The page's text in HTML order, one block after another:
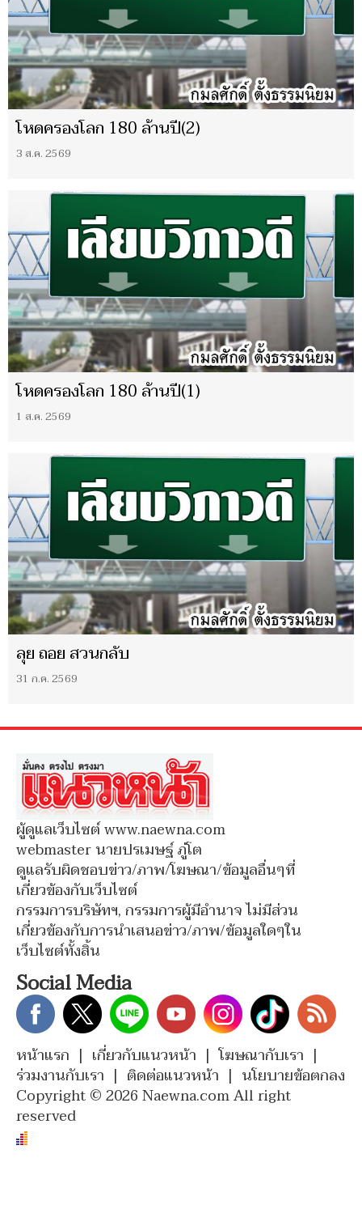
โหดครองโลก 180 ล้านปี(2)
3 ส.ค. 2569
โหดครองโลก 180 ล้านปี(1)
1 ส.ค. 2569
ลุย ถอย สวนกลับ
31 ก.ค. 2569
ผู้ดูแลเว็บไซต์ www.naewna.com
webmaster นายปรเมษฐ์ ภู่โต
ดูแลรับผิดชอบข่าว/ภาพ/โฆษณา/ข้อมูลอื่นๆที่
เกี่ยวข้องกับเว็บไซต์
กรรมการบริษัทฯ, กรรมการผู้มีอำนาจ ไม่มีส่วน
เกี่ยวข้องกับการนำเสนอข่าว/ภาพ/ข้อมูลใดๆใน
เว็บไซต์ทั้งสิ้น
Social Media
หน้าแรก | เกี่ยวกับแนวหน้า | โฆษณากับเรา |
ร่วมงานกับเรา | ติดต่อแนวหน้า | นโยบายข้อตกลง
Copyright © 2026 Naewna.com All right
reserved